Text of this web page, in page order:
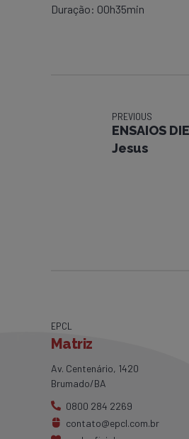
Duração: 00h35min
PREVIOUS
ENSAIOS
Jesus
EPCL
Matriz
Av. Centenário, 1420
Brumado/BA
0800 284 2269
contato@epcl.com.br